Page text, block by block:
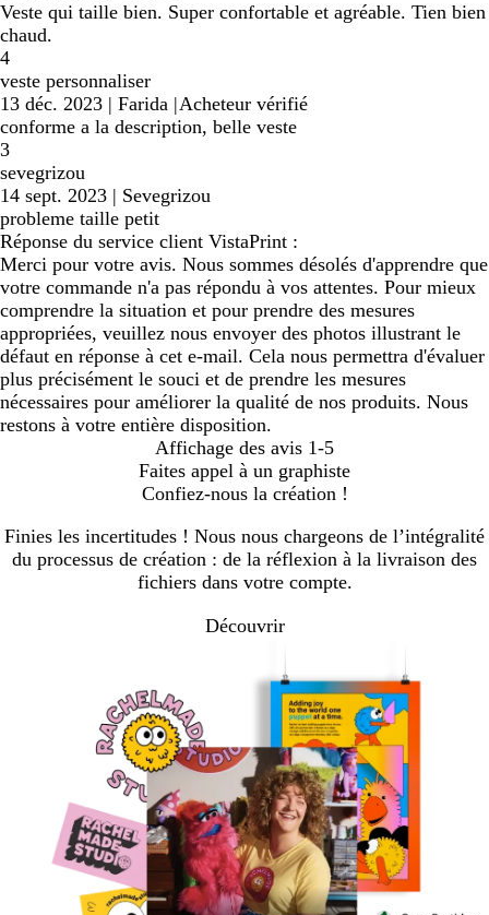
Veste qui taille bien. Super confortable et agréable. Tien bien
chaud.
4
veste personnaliser
13 déc. 2023 | Farida |Acheteur vérifié
conforme a la description, belle veste
3
sevegrizou
14 sept. 2023 | Sevegrizou
probleme taille petit
Réponse du service client VistaPrint :
Merci pour votre avis. Nous sommes désolés d'apprendre que
votre commande n'a pas répondu à vos attentes. Pour mieux
comprendre la situation et pour prendre des mesures
appropriées, veuillez nous envoyer des photos illustrant le
défaut en réponse à cet e-mail. Cela nous permettra d'évaluer
plus précisément le souci et de prendre les mesures
nécessaires pour améliorer la qualité de nos produits. Nous
restons à votre entière disposition.
Affichage des avis 1-5
Faites appel à un graphiste
Confiez-nous la création !
Finies les incertitudes ! Nous nous chargeons de l’intégralité
du processus de création : de la réflexion à la livraison des
fichiers dans votre compte.
Découvrir